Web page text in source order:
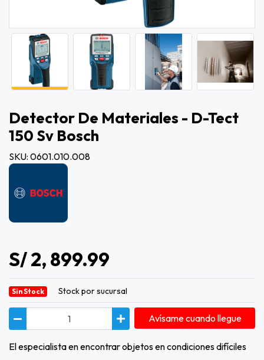
Detector De Materiales - D-Tect
150 Sv Bosch
SKU: 0601.010.008
S/ 2, 899.99
Sin Stock Stock por sucursal
Avísame cuando llegue
El especialista en encontrar objetos en condiciones difíciles